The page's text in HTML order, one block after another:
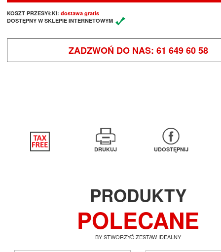
KOSZT PRZESYŁKI: dostawa gratis
DOSTĘPNY W SKLEPIE INTERNETOWYM
ZADZWOŃ DO NAS: 61 649 60 58
DRUKUJ UDOSTĘPNIJ
PRODUKTY
POLECANE
BY STWORZYĆ ZESTAW IDEALNY